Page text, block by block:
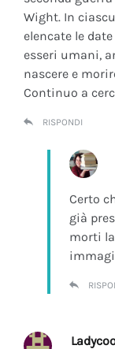
Wight. In
elencate le
esseri umani,
nascere e
Continuo a
RISPONDI
Certo
già
morti